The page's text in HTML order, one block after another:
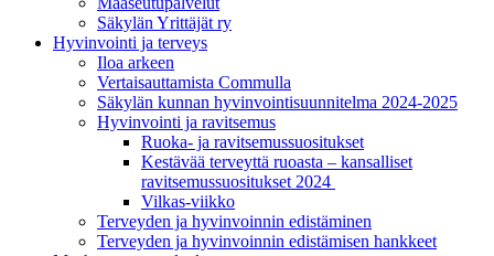
Säkylän Yrittäjät ry
Hyvinvointi ja terveys
Iloa arkeen
Vertaisauttamista Commulla
Säkylän kunnan hyvinvointisuunnitelma 2024-2025
Hyvinvointi ja ravitsemus
Ruoka- ja ravitsemussuositukset
Kestävää terveyttä ruoasta – kansalliset
ravitsemussuositukset 2024
Vilkas-viikko
Terveyden ja hyvinvoinnin edistäminen
Terveyden ja hyvinvoinnin edistämisen hankkeet